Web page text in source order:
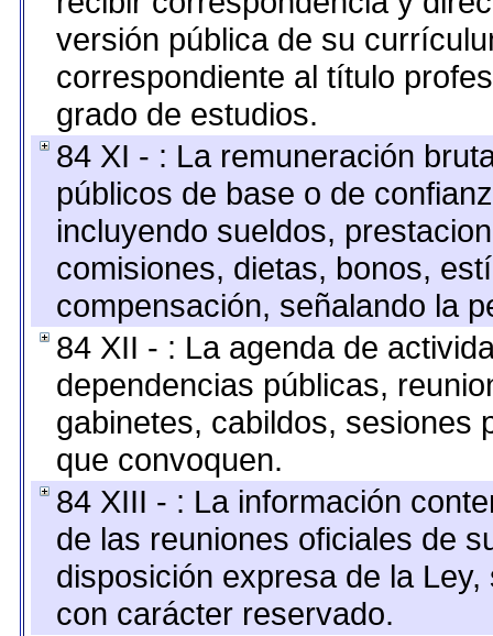
versión pública de su
correspondiente al título
grado de estudios.
84 XI - : La remuneración
públicos de base o de
incluyendo sueldos,
comisiones, dietas, bonos,
compensación, señalando la
84 XII - : La agenda de
dependencias públicas,
gabinetes, cabildos, sesiones
que convoquen.
84 XIII - : La información
de las reuniones oficiales de
disposición expresa de la
con carácter reservado.